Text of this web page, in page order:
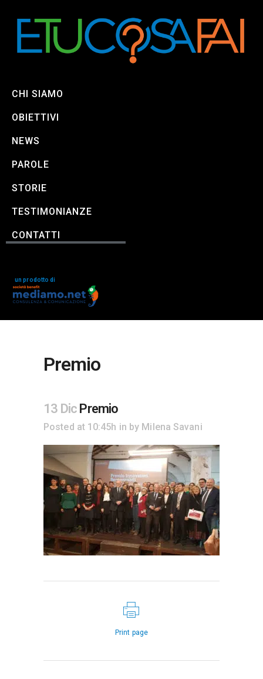
CHI SIAMO
OBIETTIVI
NEWS
PAROLE
STORIE
TESTIMONIANZE
CONTATTI
un prodotto di
Premio
13 Dic Premio
Posted at 10:45h in by Milena Savani
Print page